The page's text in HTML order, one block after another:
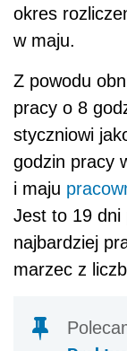
okres
w maju.
Z powodu
pracy o 8
styczniowi
godzin pracy
i maju
Jest to 19 dni
najbardziej
marzec z